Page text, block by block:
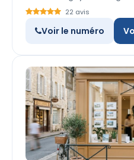
22 avis
Voir le numéro